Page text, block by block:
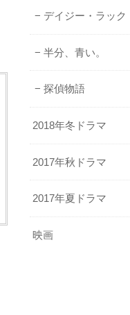
デイジー・ラック
半分、青い。
探偵物語
2018年冬ドラマ
2017年秋ドラマ
2017年夏ドラマ
映画